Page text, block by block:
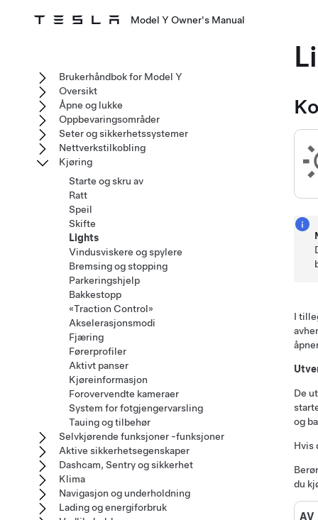
Model Y Owner's Manual
I
De
og
Hvis
du
AV
Brukerhåndbok for Model Y
Oversikt
Åpne og lukke
Oppbevaringsområder
Seter og sikkerhetssystemer
Nettverkstilkobling
Kjøring
Starte og skru av
Ratt
Speil
Skifte
Lights
Vindusviskere og spylere
Bremsing og stopping
Parkeringshjelp
Bakkestopp
«Traction Control»
Akselerasjonsmodi
Fjæring
Førerprofiler
Aktivt panser
Kjøreinformasjon
Forovervendte kameraer
System for fotgjengervarsling
Tauing og tilbehør
Selvkjørende funksjoner -funksjoner
Aktive sikkerhetsegenskaper
Dashcam, Sentry og sikkerhet
Klima
Navigasjon og underholdning
Lading og energiforbruk